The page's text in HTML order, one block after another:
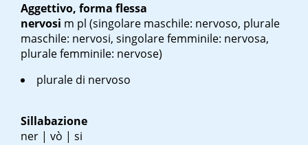
Aggettivo, forma flessa
nervosi m pl (singolare maschile: nervoso, plurale
maschile: nervosi, singolare femminile: nervosa,
plurale femminile: nervose)
plurale di nervoso
Sillabazione
ner | vò | si